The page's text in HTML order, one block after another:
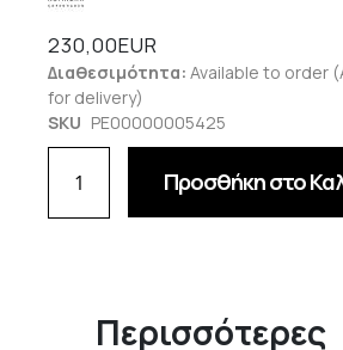
Διαθεσιμότητα: Available to order
for delivery)
SKU PE00000005425
230,00EUR
Προσθήκη στο
Περισσότερες